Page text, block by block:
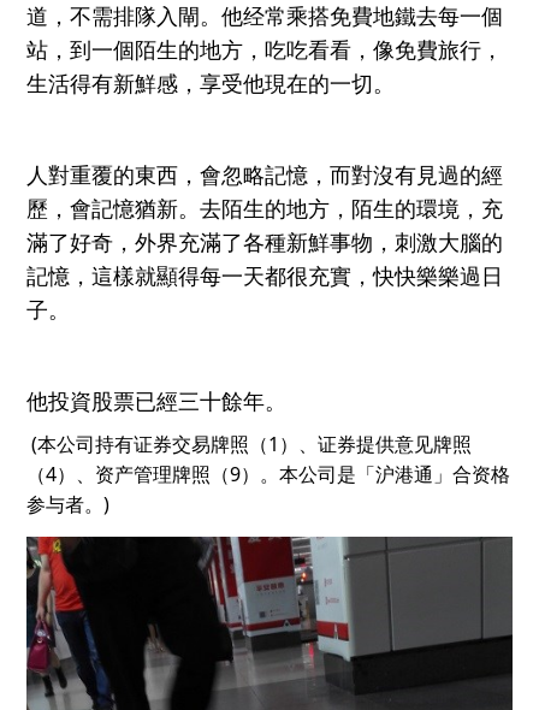
道 ，不需排隊入閘。他经常乘搭免費地鐵去每一個
站，到一個陌生的地方 ，吃吃看看，像免費旅行，
生活得有新鮮感 ，享受他現在的一切。
人對重覆的東西，會忽略記憶，而對沒有見過的經
歷，會記憶猶新。去陌生的地方， 陌生的環境 ， 充
滿了好奇，外界充滿了各種新鮮事物， 刺激大腦的
記憶 ，這樣就顯得每一天都很充實，快快樂樂過日
子。
他投資股票已經三十餘年。
(本公司持有证券交易牌照（1）、证券提供意见牌照
（4）、资产管理牌照（9）。本公司是「沪港通」合资格
参与者。)